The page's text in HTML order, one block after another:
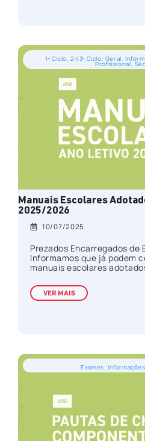
1º Ciclo 2º/3º Ciclo Geral
Profissional
Manuais Escolares
2025/2026
10/07/2025
Prezados Encarregados de
Informamos que já podem
manuais escolares
VER MAIS
Exames Informações